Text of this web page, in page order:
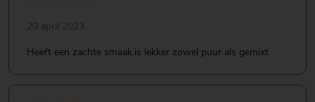
20 april 2023
Heeft een zachte smaak.is lekker zowel puur als gemixt